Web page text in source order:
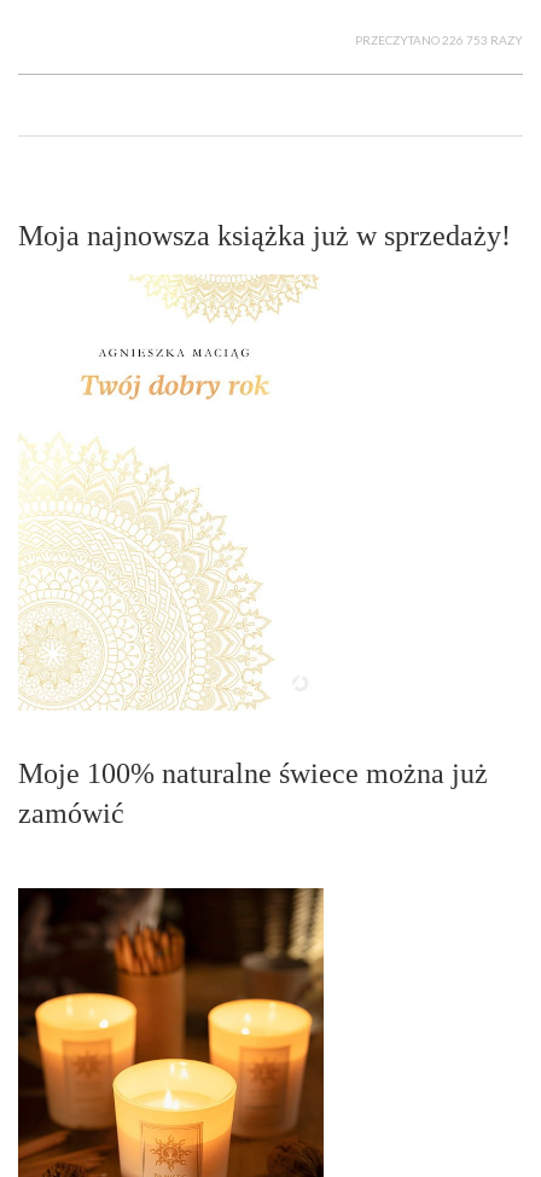
PRZECZYTANO 226 753 RAZY
Moja najnowsza książka już w sprzedaży!
Moje 100% naturalne świece można już
zamówić